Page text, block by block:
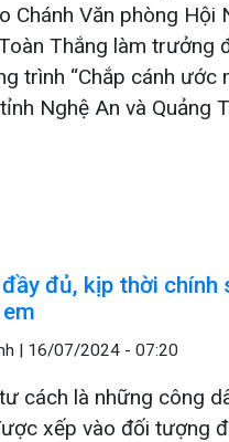
Chánh Văn phòng Hội
Thắng làm trưởng
trình “Chắp cánh ước
Nghệ An và Quảng
đủ, kịp thời chính
| 16/07/2024 - 07:20
cách là những công
xếp vào đối tượng